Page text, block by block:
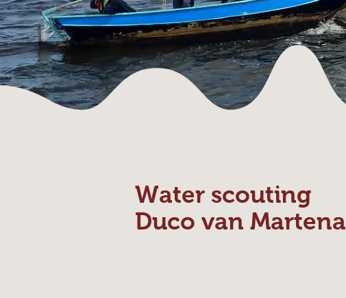
Water scouting
Duco van Martena